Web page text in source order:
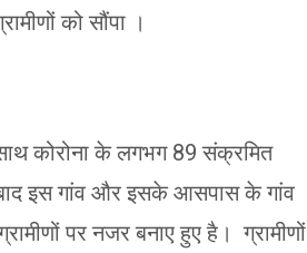
को सौंपा ।
कोरोना के लगभग 89 संक्रमित
इस गांव और इसके आसपास के गांव
पर नजर बनाए हुए है। ग्रामीणों